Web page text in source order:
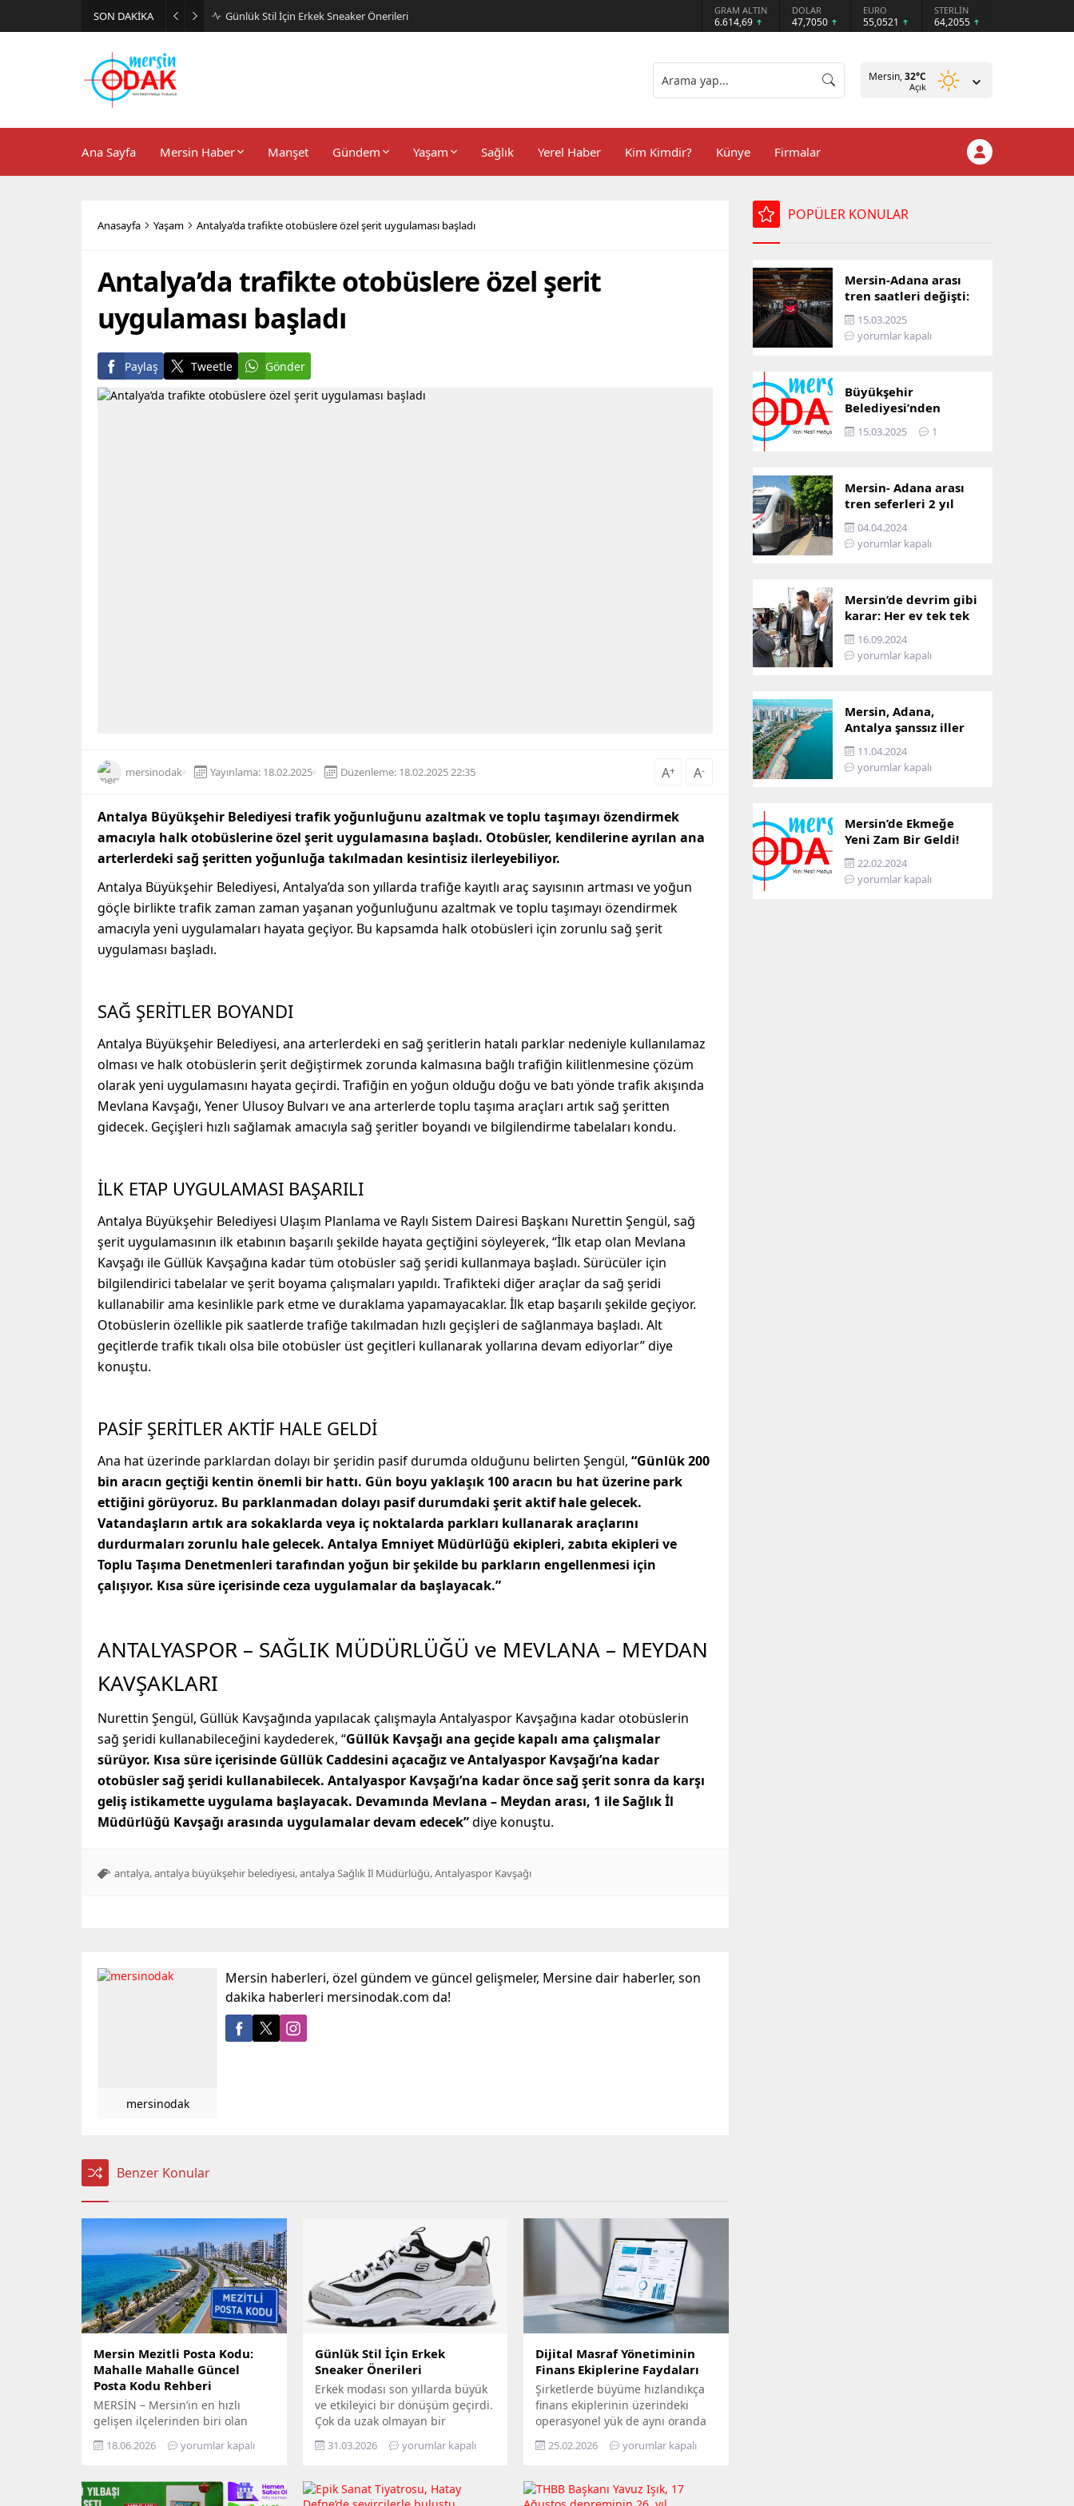
SON DAKİKA Günlük Stil İçin Erkek Sneaker Önerileri GRAM ALTIN
6.614,69
DOLAR
47,7050
EURO
55,0521
STERLİN
64,2055
Mersin,32°C
Açık
Ana Sayfa Mersin Haber Manşet Gündem Yaşam Sağlık Yerel Haber Kim Kimdir? Künye Firmalar
Anasayfa Yaşam Antalya’da trafikte otobüslere özel şerit uygulaması başladı
Antalya’da trafikte otobüslere özel şerit
uygulaması başladı
Paylaş Tweetle Gönder
mersinodak Yayınlama: 18.02.2025 Düzenleme: 18.02.2025 22:35 A+ A-
Antalya Büyükşehir Belediyesi trafik yoğunluğunu azaltmak ve toplu taşımayı özendirmek
amacıyla halk otobüslerine özel şerit uygulamasına başladı. Otobüsler, kendilerine ayrılan ana
arterlerdeki sağ şeritten yoğunluğa takılmadan kesintisiz ilerleyebiliyor.
Antalya Büyükşehir Belediyesi, Antalya’da son yıllarda trafiğe kayıtlı araç sayısının artması ve yoğun
göçle birlikte trafik zaman zaman yaşanan yoğunluğunu azaltmak ve toplu taşımayı özendirmek
amacıyla yeni uygulamaları hayata geçiyor. Bu kapsamda halk otobüsleri için zorunlu sağ şerit
uygulaması başladı.
SAĞ ŞERİTLER BOYANDI
Antalya Büyükşehir Belediyesi, ana arterlerdeki en sağ şeritlerin hatalı parklar nedeniyle kullanılamaz
olması ve halk otobüslerin şerit değiştirmek zorunda kalmasına bağlı trafiğin kilitlenmesine çözüm
olarak yeni uygulamasını hayata geçirdi. Trafiğin en yoğun olduğu doğu ve batı yönde trafik akışında
Mevlana Kavşağı, Yener Ulusoy Bulvarı ve ana arterlerde toplu taşıma araçları artık sağ şeritten
gidecek. Geçişleri hızlı sağlamak amacıyla sağ şeritler boyandı ve bilgilendirme tabelaları kondu.
İLK ETAP UYGULAMASI BAŞARILI
Antalya Büyükşehir Belediyesi Ulaşım Planlama ve Raylı Sistem Dairesi Başkanı Nurettin Şengül, sağ
şerit uygulamasının ilk etabının başarılı şekilde hayata geçtiğini söyleyerek, “İlk etap olan Mevlana
Kavşağı ile Güllük Kavşağına kadar tüm otobüsler sağ şeridi kullanmaya başladı. Sürücüler için
bilgilendirici tabelalar ve şerit boyama çalışmaları yapıldı. Trafikteki diğer araçlar da sağ şeridi
kullanabilir ama kesinlikle park etme ve duraklama yapamayacaklar. İlk etap başarılı şekilde geçiyor.
Otobüslerin özellikle pik saatlerde trafiğe takılmadan hızlı geçişleri de sağlanmaya başladı. Alt
geçitlerde trafik tıkalı olsa bile otobüsler üst geçitleri kullanarak yollarına devam ediyorlar” diye
konuştu.
PASİF ŞERİTLER AKTİF HALE GELDİ
Ana hat üzerinde parklardan dolayı bir şeridin pasif durumda olduğunu belirten Şengül, “Günlük 200
bin aracın geçtiği kentin önemli bir hattı. Gün boyu yaklaşık 100 aracın bu hat üzerine park
ettiğini görüyoruz. Bu parklanmadan dolayı pasif durumdaki şerit aktif hale gelecek.
Vatandaşların artık ara sokaklarda veya iç noktalarda parkları kullanarak araçlarını
durdurmaları zorunlu hale gelecek. Antalya Emniyet Müdürlüğü ekipleri, zabıta ekipleri ve
Toplu Taşıma Denetmenleri tarafından yoğun bir şekilde bu parkların engellenmesi için
çalışıyor. Kısa süre içerisinde ceza uygulamalar da başlayacak.”
ANTALYASPOR – SAĞLIK MÜDÜRLÜĞÜ ve MEVLANA – MEYDAN
KAVŞAKLARI
Nurettin Şengül, Güllük Kavşağında yapılacak çalışmayla Antalyaspor Kavşağına kadar otobüslerin
sağ şeridi kullanabileceğini kaydederek, “Güllük Kavşağı ana geçide kapalı ama çalışmalar
sürüyor. Kısa süre içerisinde Güllük Caddesini açacağız ve Antalyaspor Kavşağı’na kadar
otobüsler sağ şeridi kullanabilecek. Antalyaspor Kavşağı’na kadar önce sağ şerit sonra da karşı
geliş istikamette uygulama başlayacak. Devamında Mevlana – Meydan arası, 1 ile Sağlık İl
Müdürlüğü Kavşağı arasında uygulamalar devam edecek”diye konuştu.
antalya,antalya büyükşehir belediyesi,antalya Sağlık İl Müdürlüğü,Antalyaspor Kavşağı
mersinodak
Mersin haberleri, özel gündem ve güncel gelişmeler, Mersine dair haberler, son
dakika haberleri mersinodak.com da!
Benzer Konular
Mersin Mezitli Posta Kodu:
Mahalle Mahalle Güncel
Posta Kodu Rehberi
MERSİN – Mersin’in en hızlı
gelişen ilçelerinden biri olan
Mezitli, artan nüfusu ve büyüyen
yerleşim alanlarıyla dikkat
gönderilerine, e-ticaretten adres
kayıtlarına kadar birçok alanda
18.06.2026 yorumlar kapalı
Günlük Stil İçin Erkek
Sneaker Önerileri
Erkek modası son yıllarda büyük
ve etkileyici bir dönüşüm geçirdi.
Çok da uzak olmayan bir
geçmişte sadece spor
salonlarında, antrenmanlarda
tercih edilen ayakkabılar,
günümüzde günlük giyimin ve
31.03.2026 yorumlar kapalı
Dijital Masraf Yönetiminin
Finans Ekiplerine Faydaları
Şirketlerde büyüme hızlandıkça
finans ekiplerinin üzerindeki
operasyonel yük de aynı oranda
artar. Özellikle masraf süreçleri;
fiş toplama, belge kontrolü, onay
raporlama gibi birçok adımı
içerdiği için zaman kaybına en
25.02.2026 yorumlar kapalı
POPÜLER KONULAR
Mersin-Adana arası
tren saatleri değişti:
İşte yeni ulaşım listesi
15.03.2025
yorumlar kapalı
Büyükşehir
Belediyesi’nden
Mersin ve Adana arası
ulaşım başladı
15.03.2025 1
Mersin- Adana arası
tren seferleri 2 yıl
boyunca
çalışmayacak
04.04.2024
yorumlar kapalı
Mersin’de devrim gibi
karar: Her ev tek tek
incelenecek!
16.09.2024
yorumlar kapalı
Mersin, Adana,
Antalya şanssız iller
arasına girdi: İşte
sebebi…
11.04.2024
yorumlar kapalı
Mersin’de Ekmeğe
Yeni Zam Bir Geldi!
İşte Mersin’in Zamlı
Ekmek Fiyatı!
22.02.2024
yorumlar kapalı